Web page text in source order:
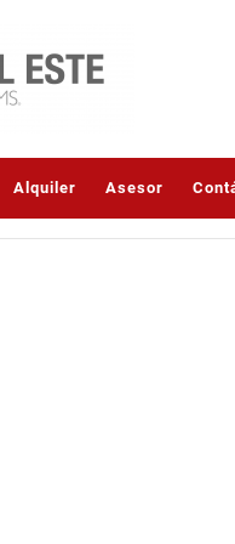
Alquiler Asesor